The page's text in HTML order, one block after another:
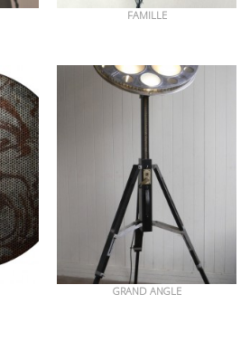
FAMILLE
GRAND ANGLE